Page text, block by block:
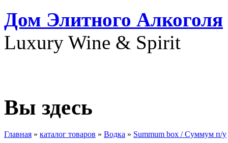
Дом Элитного Алкоголя
Luxury Wine & Spirit
Вы здесь
Главная » каталог товаров » Водка » Summum box / Суммум п/у